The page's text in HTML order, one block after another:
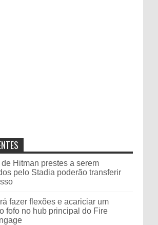
Hitman prestes a serem
pelo Stadia poderão transferir
fazer flexões e acariciar um
fofo no hub principal do Fire